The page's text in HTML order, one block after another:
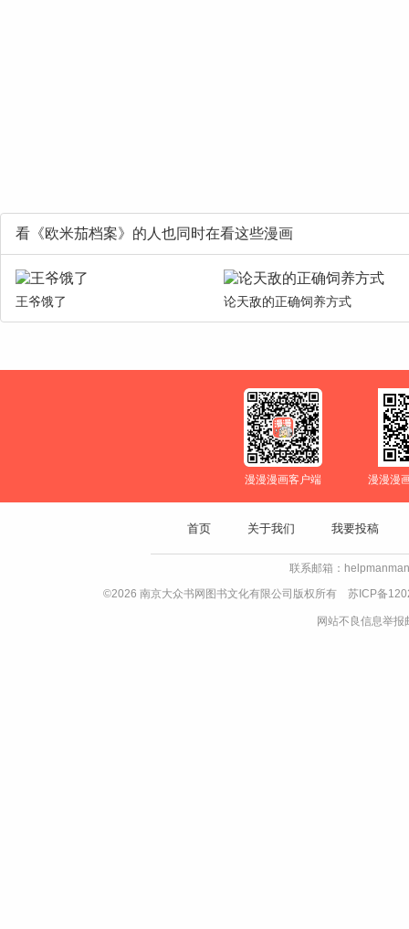
看《欧米茄档案》的人也同时在看这些漫画
王爷饿了 论天敌的正确饲养方式
漫漫漫画客户端 漫漫漫
首页 关于我们 我要投稿
联系邮箱：
©2026 南京大众书网图书文化有限公司版权所有 苏ICP备
网站不良信息举